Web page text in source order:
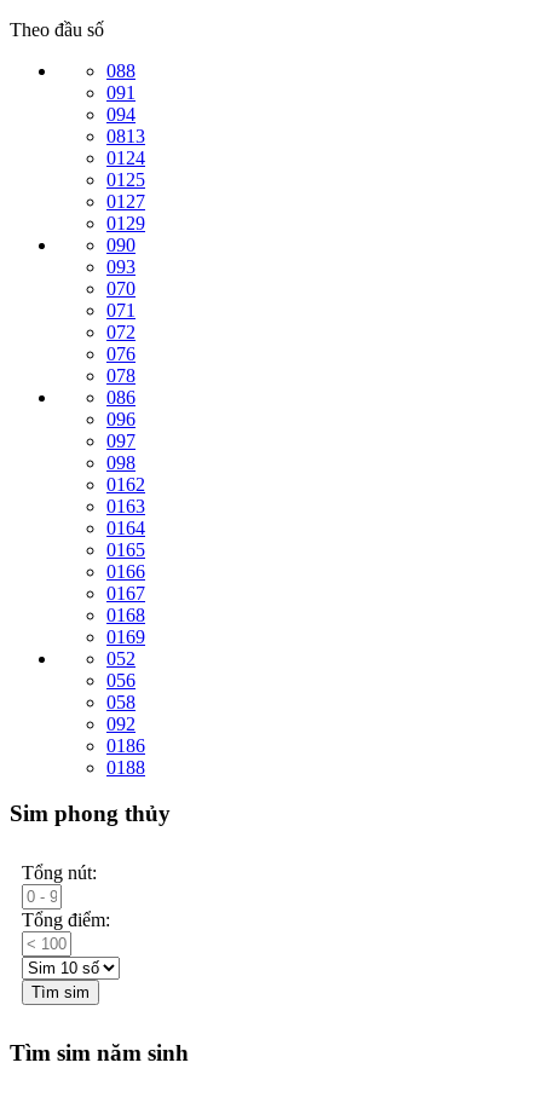
Theo đầu số
088
091
094
0813
0124
0125
0127
0129
090
093
070
071
072
076
078
086
096
097
098
0162
0163
0164
0165
0166
0167
0168
0169
052
056
058
092
0186
0188
Sim phong thủy
Tổng nút:
Tổng điểm:
Tìm sim
Tìm sim năm sinh